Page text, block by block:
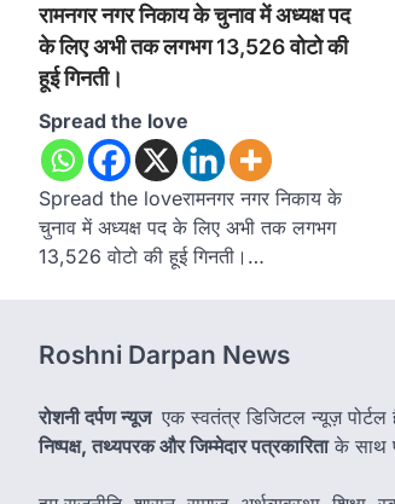
रामनगर नगर निकाय के चुनाव में अध्यक्ष पद
के लिए अभी तक लगभग 13,526 वोटो की
हूई गिनती।
Spread the love
Spread the loveरामनगर नगर निकाय के
चुनाव में अध्यक्ष पद के लिए अभी तक लगभग
13,526 वोटो की हूई गिनती।…
Roshni Darpan News
रोशनी दर्पण न्यूज एक स्वतंत्र डिजिटल न्यूज़
निष्पक्ष, तथ्यपरक और जिम्मेदार पत्रकारिताके साथ